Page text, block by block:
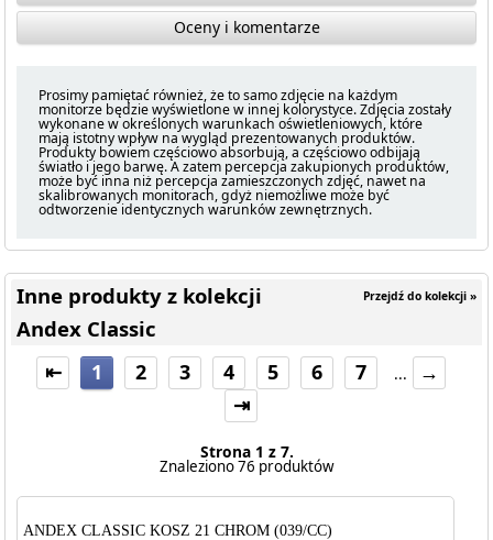
Oceny i komentarze
Prosimy pamiętać również, że to samo zdjęcie na każdym
monitorze będzie wyświetlone w innej kolorystyce. Zdjęcia zostały
wykonane w określonych warunkach oświetleniowych, które
mają istotny wpływ na wygląd prezentowanych produktów.
Produkty bowiem częściowo absorbują, a częściowo odbijają
światło i jego barwę. A zatem percepcja zakupionych produktów,
może być inna niż percepcja zamieszczonych zdjęć, nawet na
skalibrowanych monitorach, gdyż niemożliwe może być
odtworzenie identycznych warunków zewnętrznych.
Przejdź do kolekcji »
Inne produkty z kolekcji
Andex Classic
⇤ 1 2 3 4 5 6 7 ...
→
⇥
Strona 1 z 7.
Znaleziono 76 produktów
ANDEX CLASSIC KOSZ 21 CHROM (039/CC)